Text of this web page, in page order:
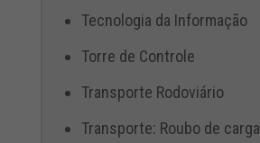
Tecnologia da Informação
Torre de Controle
Transporte Rodoviário
Transporte: Roubo de carga